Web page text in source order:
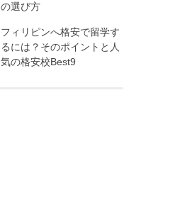
の選び方
フィリピンへ格安で留学す
るには？そのポイントと人
気の格安校Best9